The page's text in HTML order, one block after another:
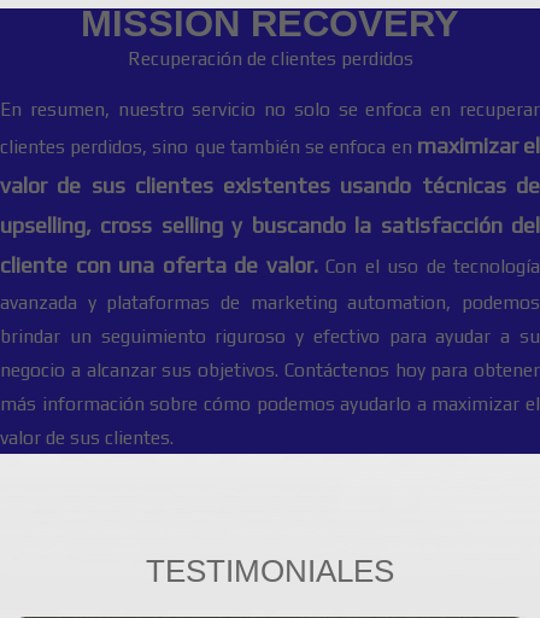
MISSION RECOVERY
Recuperación de clientes perdidos
En resumen, nuestro servicio no solo se enfoca en recuperar
clientes perdidos, sino que también se enfoca en maximizar el
valor de sus clientes existentes usando técnicas de
upselling, cross selling y buscando la satisfacción del
cliente con una oferta de valor.Con el uso de tecnología
avanzada y plataformas de marketing automation, podemos
brindar un seguimiento riguroso y efectivo para ayudar a su
negocio a alcanzar sus objetivos. Contáctenos hoy para obtener
más información sobre cómo podemos ayudarlo a maximizar el
valor de sus clientes.
TESTIMONIALES